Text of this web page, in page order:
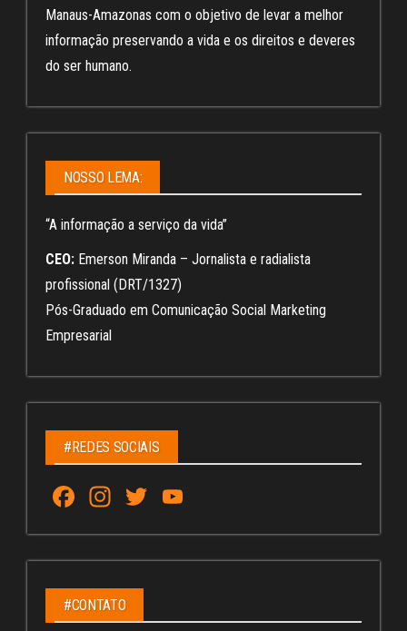
Manaus-Amazonas com o objetivo de levar a melhor
informação preservando a vida e os direitos e deveres
do ser humano.
NOSSO LEMA:
“A informação a serviço da vida”
CEO: Emerson Miranda – Jornalista e radialista
profissional (DRT/1327)
Pós-Graduado em Comunicação Social Marketing
Empresarial
#REDES SOCIAIS
Fa
ce
bo
ok
In
st
ag
ra
m
T
wi
tt
u
Tu
C
#CONTATO